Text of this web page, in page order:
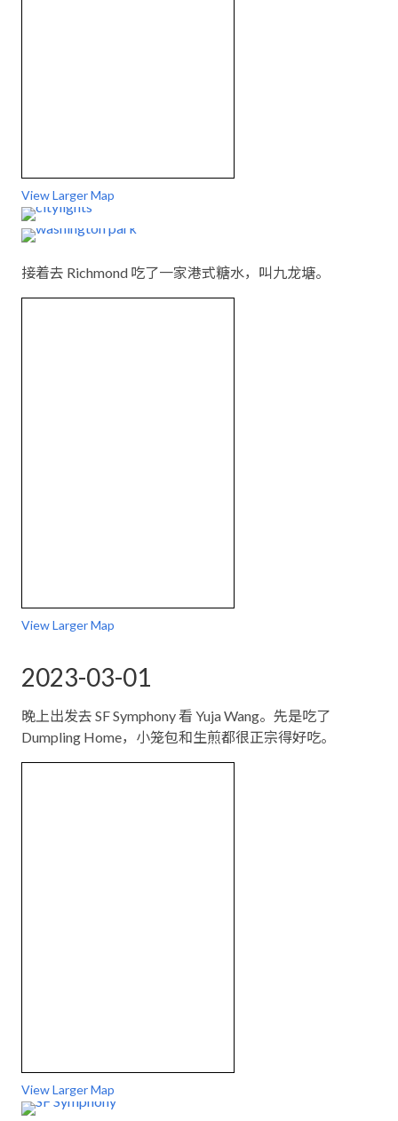
View Larger Map
接着去 Richmond 吃了一家港式糖水，叫九龙塘。
View Larger Map
2023-03-01
晚上出发去 SF Symphony 看 Yuja Wang。先是吃了
Dumpling Home，小笼包和生煎都很正宗得好吃。
View Larger Map